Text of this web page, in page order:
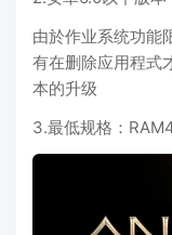
由於作业系统功能
有在删除应用程式
本的升级
3.最低规格：